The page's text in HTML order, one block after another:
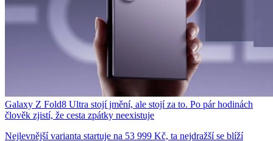
Galaxy Z Fold8 Ultra stojí jmění, ale stojí za to. Po pár hodinách
člověk zjistí, že cesta zpátky neexistuje
Nejlevnější varianta startuje na 53 999 Kč, ta nejdražší se blíží